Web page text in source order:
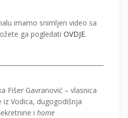
imamo snimljen video sa
ga pogledati OVDJE.
Fišer Gavranović – vlasnica
iz Vodica, dugogodišnja
i home